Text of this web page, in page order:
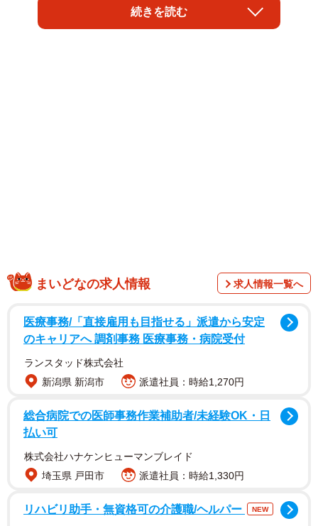
実態調査によると、約9割の親が「性教育をしたことがな
い」と回答しました。また、生殖や性に関して、約7割が
月にインターネットで実施されました。
2/4
生殖や性に関する十分な知識を得た経験（提供画像）
まず、10代～40代の男女3万1000人に対して、「生殖や性
10代の32.3％が「得た経験がある」と答えているものの、
続きを読む
まいどなの求人情報 求人情報一覧へ
医療事務/「直接雇用も目指せる」派遣から安定
のキャリアへ 調剤事務 医療事務・病院受付
ランスタッド株式会社
新潟県 新潟市
派遣社員：時給1,270円
総合病院での医師事務作業補助者/未経験OK・日
払い可
株式会社ハナケンヒューマンブレイド
埼玉県 戸田市
派遣社員：時給1,330円
リハビリ助手・無資格可の介護職/ヘルパー NEW